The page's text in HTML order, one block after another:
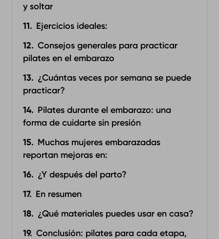
y soltar
Ejercicios ideales:
Consejos generales para practicar
pilates en el embarazo
¿Cuántas veces por semana se puede
practicar?
Pilates durante el embarazo: una
forma de cuidarte sin presión
Muchas mujeres embarazadas
reportan mejoras en:
¿Y después del parto?
En resumen
¿Qué materiales puedes usar en casa?
Conclusión: pilates para cada etapa,